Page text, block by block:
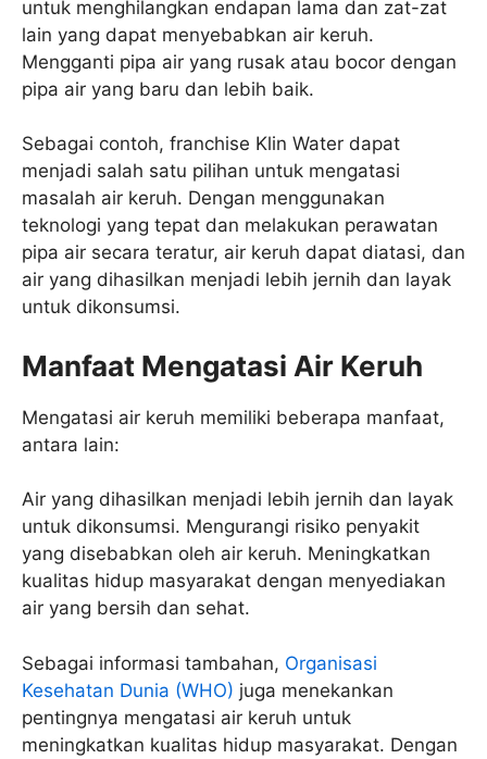
untuk menghilangkan endapan lama dan zat-zat
lain yang dapat menyebabkan air keruh.
Mengganti pipa air yang rusak atau bocor dengan
pipa air yang baru dan lebih baik.
Sebagai contoh, franchise Klin Water dapat
menjadi salah satu pilihan untuk mengatasi
masalah air keruh. Dengan menggunakan
teknologi yang tepat dan melakukan perawatan
pipa air secara teratur, air keruh dapat diatasi, dan
air yang dihasilkan menjadi lebih jernih dan layak
untuk dikonsumsi.
Manfaat Mengatasi Air Keruh
Mengatasi air keruh memiliki beberapa manfaat,
antara lain:
Air yang dihasilkan menjadi lebih jernih dan layak
untuk dikonsumsi. Mengurangi risiko penyakit
yang disebabkan oleh air keruh. Meningkatkan
kualitas hidup masyarakat dengan menyediakan
air yang bersih dan sehat.
Sebagai informasi tambahan, Organisasi
Kesehatan Dunia (WHO) juga menekankan
pentingnya mengatasi air keruh untuk
meningkatkan kualitas hidup masyarakat. Dengan